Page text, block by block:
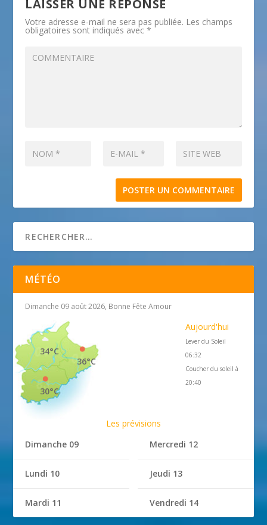
LAISSER UNE RÉPONSE
Votre adresse e-mail ne sera pas publiée. Les champs
obligatoires sont indiqués avec*
MÉTÉO
Dimanche 09 août 2026, Bonne Fête Amour
36°C
34°C
30°C
Aujourd'hui
Lever du Soleil
06:32
Coucher du soleil à
20:40
Les prévisions
Dimanche 09
Lundi 10
Mardi 11
Mercredi 12
Jeudi 13
Vendredi 14